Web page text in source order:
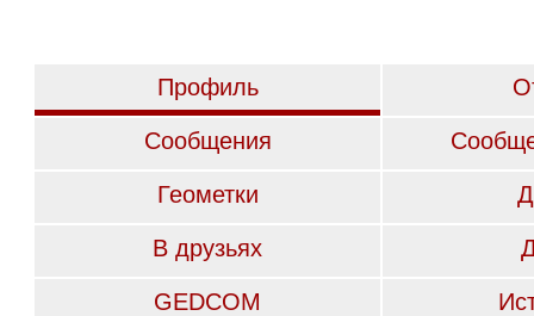
Профиль
Сообщения
Геометки
В друзьях
GEDCOM